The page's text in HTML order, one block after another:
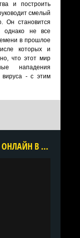
и построить
смелый
Он становится
однако не все
в прошлое
которых и
что этот мир
нападения
вируса - с этим
CМОТРЕТЬ ТЕРРА НОВА 1 СЕЗОН ОНЛАЙН В ХОРОШЕМ КАЧЕСТВЕ ВСЕ СЕРИИ ПОДРЯД БЕСПЛАТНО